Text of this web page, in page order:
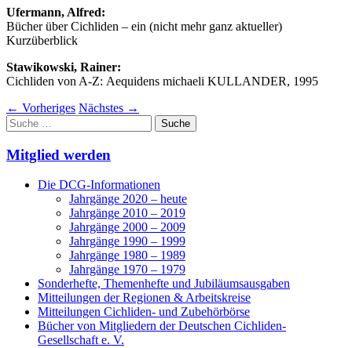
Ufermann, Alfred:
Bücher über Cichliden – ein (nicht mehr ganz aktueller)
Kurzüberblick
Stawikowski, Rainer:
Cichliden von A-Z: Aequidens michaeli KULLANDER, 1995
← Vorheriges Nächstes →
Suche
nach:
Mitglied werden
Die DCG-Informationen
Jahrgänge 2020 – heute
Jahrgänge 2010 – 2019
Jahrgänge 2000 – 2009
Jahrgänge 1990 – 1999
Jahrgänge 1980 – 1989
Jahrgänge 1970 – 1979
Sonderhefte, Themenhefte und Jubiläumsausgaben
Mitteilungen der Regionen & Arbeitskreise
Mitteilungen Cichliden- und Zubehörbörse
Bücher von Mitgliedern der Deutschen Cichliden-
Gesellschaft e. V.